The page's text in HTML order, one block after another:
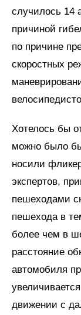
случилось 14
причиной
по причине
скоростных
Хотелось бы
можно было
носили
экспертов,
пешеходами
пешехода в
более чем в
расстояние
автомобиля
движении с